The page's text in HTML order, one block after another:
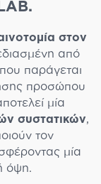
στον
από
παράγεται
προσώπου
μία
συστατικών,
τον
μία
όψη.